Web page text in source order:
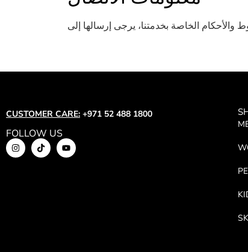
CUSTOMER CARE: +971 52 488 1800
FOLLOW US